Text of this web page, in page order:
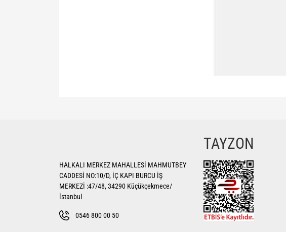
Ürün resmi kalitesiz, bozuk veya görüntülenemiyor.
Ürün bilgilerinde hatalar bulunuyor.
Ürün fiyatı diğer sitelerden daha pahalı.
HALKALI MERKEZ MAHALLESİ MAHMUTBEY
CADDESİ NO:10/D, İÇ KAPI BURCU İŞ
MERKEZİ :47/48, 34290 Küçükçekmece/
İstanbul
0546 800 00 50
TAYZON